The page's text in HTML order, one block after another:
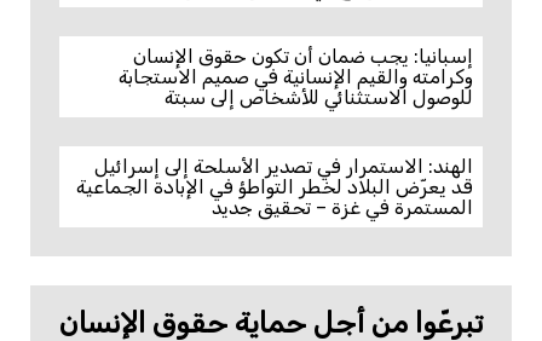
إسبانيا: يجب ضمان أن تكون حقوق الإنسان
وكرامته والقيم الإنسانية في صميم الاستجابة
للوصول الاستثنائي للأشخاص إلى سبتة
الهند: الاستمرار في تصدير الأسلحة إلى إسرائيل
قد يعرّض البلاد لخطر التواطؤ في الإبادة الجماعية
المستمرة في غزة – تحقيق جديد
تبرعّوا من أجل حماية حقوق الإنسان